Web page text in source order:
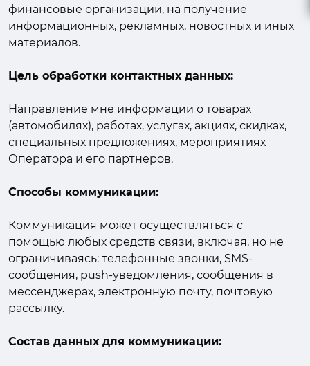
финансовые организации, на получение
информационных, рекламных, новостных и иных
материалов.
Цель обработки контактных данных:
Направление мне информации о товарах
(автомобилях), работах, услугах, акциях, скидках,
специальных предложениях, мероприятиях
Оператора и его партнеров.
Способы коммуникации:
Коммуникация может осуществляться с
помощью любых средств связи, включая, но не
ограничиваясь: телефонные звонки, SMS-
сообщения, push-уведомления, сообщения в
мессенджерах, электронную почту, почтовую
рассылку.
Состав данных для коммуникации: